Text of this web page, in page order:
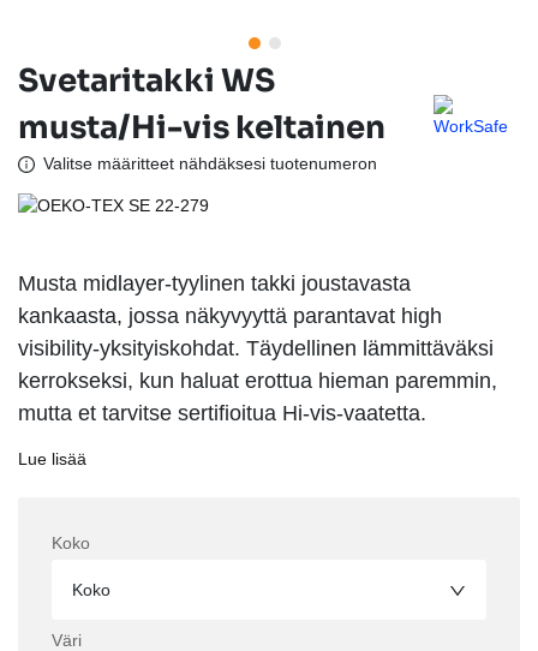
Svetaritakki WS
musta/Hi-vis keltainen
Valitse määritteet nähdäksesi tuotenumeron
Musta midlayer-tyylinen takki joustavasta
kankaasta, jossa näkyvyyttä parantavat high
visibility-yksityiskohdat. Täydellinen lämmittäväksi
kerrokseksi, kun haluat erottua hieman paremmin,
mutta et tarvitse sertifioitua Hi-vis-vaatetta.
Lue lisää
Koko
Koko
Väri